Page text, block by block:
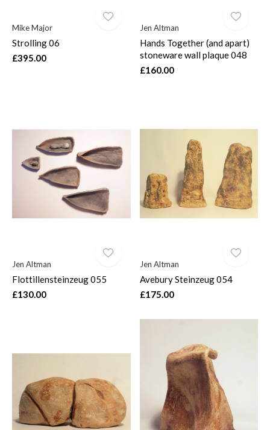
Mike Major
Strolling 06
£395.00
Jen Altman
Hands Together (and apart)
stoneware wall plaque 048
£160.00
Jen Altman
Flottillensteinzeug 055
£130.00
Jen Altman
Avebury Steinzeug 054
£175.00